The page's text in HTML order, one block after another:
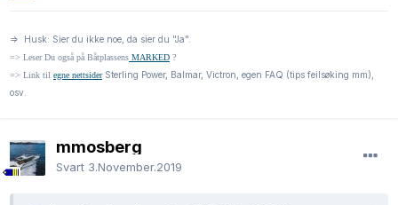
=> Husk: Sier du ikke noe, da sier du "Ja".
=> Leser Du også på Båtplassens MARKED ?
=> Link til egne nettsiderSterling Power, Balmar, Victron, egen FAQ (tips feilsøking mm),
osv.
mmosberg
Svart 3.November.2019